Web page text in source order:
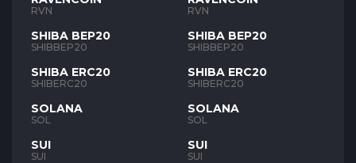
RVN
SHIBA BEP20
SHIBBEP20
SHIBA ERC20
SHIBERC20
SOLANA
SOL
SUI
SUI
RVN
SHIBA BEP20
SHIBBEP20
SHIBA ERC20
SHIBERC20
SOLANA
SOL
SUI
SUI